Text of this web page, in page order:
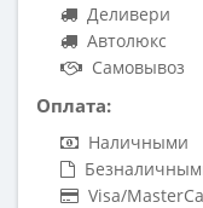
Деливери
Автолюкс
Самовывоз
Оплата:
Наличными
Visa/